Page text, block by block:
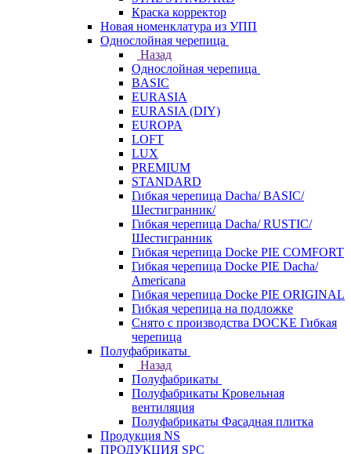
Краска корректор
Новая номенклатура из УПП
Однослойная черепица
Назад
Однослойная черепица
BASIC
EURASIA
EURASIA (DIY)
EUROPA
LOFT
LUX
PREMIUM
STANDARD
Гибкая черепица Dacha/ BASIC/
Шестигранник/
Гибкая черепица Dacha/ RUSTIC/
Шестигранник
Гибкая черепица Docke PIE COMFORT
Гибкая черепица Docke PIE Dacha/
Americana
Гибкая черепица Docke PIE ОRIGINАL
Гибкая черепица на подложке
Снято с производства DOCKE Гибкая
черепица
Полуфабрикаты
Назад
Полуфабрикаты
Полуфабрикаты Кровельная
вентиляция
Полуфабрикаты Фасадная плитка
Продукция NS
ПРОДУКЦИЯ SPC